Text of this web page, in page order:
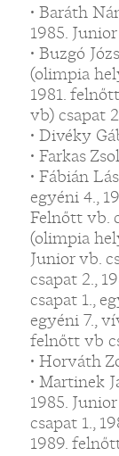
• Baráth
1985.
• Buzgó
(olimpia
1981.
vb) csapat
• Divéky
• Farkas
• Fábián
egyéni 4.,
Felnőtt vb.
(olimpia
Junior vb.
csapat 2.,
csapat 1.,
egyéni 7.,
felnőtt vb
• Horváth
• Martinek
1985.
csapat 1.,
1989.